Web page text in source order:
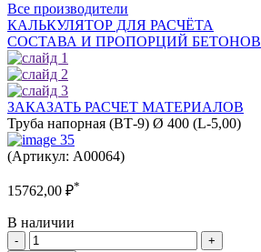
Все производители
КАЛЬКУЛЯТОР ДЛЯ РАСЧЁТА
СОСТАВА И ПРОПОРЦИЙ БЕТОНОВ
ЗАКАЗАТЬ РАСЧЕТ МАТЕРИАЛОВ
Труба напорная (ВТ-9) Ø 400 (L-5,00)
(Артикул: A00064)
15762,00 ₽*
В наличии
Количество